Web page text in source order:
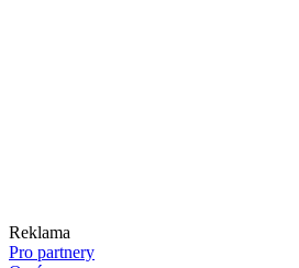
Reklama
Pro partnery